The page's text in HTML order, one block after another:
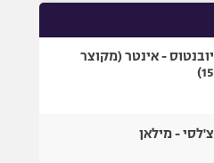
יובנטוס - אינטר (מקוצר
15)
צ'לסי - מילאן